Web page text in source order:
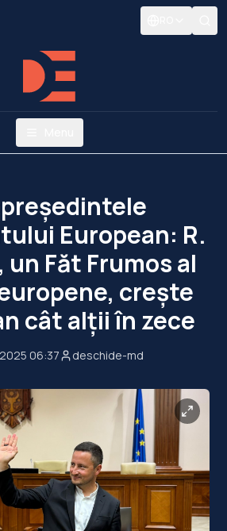
European: R.
un Făt Frumos al
crește
cât alții în zece
06:37 deschide-md